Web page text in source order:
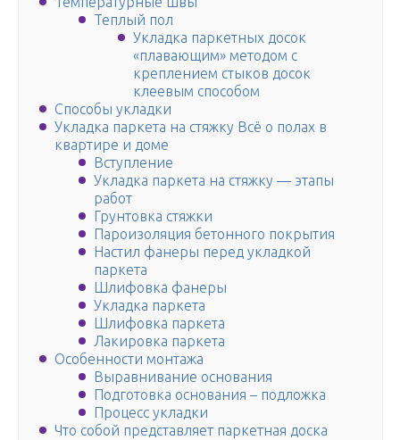
Теплый пол
Укладка паркетных досок
«плавающим» методом с
креплением стыков досок
клеевым способом
Способы укладки
Укладка паркета на стяжку Всё о полах в
квартире и доме
Вступление
Укладка паркета на стяжку — этапы
работ
Грунтовка стяжки
Пароизоляция бетонного покрытия
Настил фанеры перед укладкой
паркета
Шлифовка фанеры
Укладка паркета
Шлифовка паркета
Лакировка паркета
Особенности монтажа
Выравнивание основания
Подготовка основания – подложка
Процесс укладки
Что собой представляет паркетная доска